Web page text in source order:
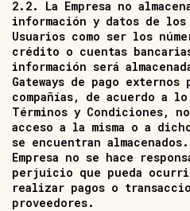
2.2. La Empresa no
información y datos de los
Usuarios como ser los
crédito o cuentas
información será
Gateways de pago
compañías, de acuerdo a
Términos y Condiciones,
acceso a la misma o a
se encuentran
Empresa no se hace
perjuicio que pueda
realizar pagos o
proveedores.